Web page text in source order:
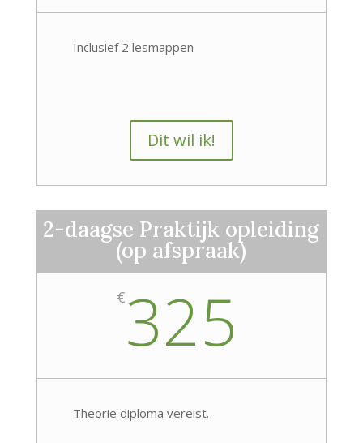
Inclusief 2 lesmappen
Dit wil ik!
2-daagse Praktijk opleiding
(op afspraak)
€325
Theorie diploma vereist.